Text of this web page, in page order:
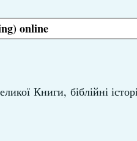
online
Книги, біблійні